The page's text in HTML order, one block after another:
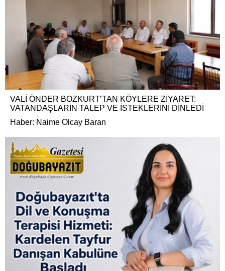
VALİ ÖNDER BOZKURT’TAN KÖYLERE ZİYARET:
VATANDAŞLARIN TALEP VE İSTEKLERİNİ DİNLEDİ
Haber: Naime Olcay Baran